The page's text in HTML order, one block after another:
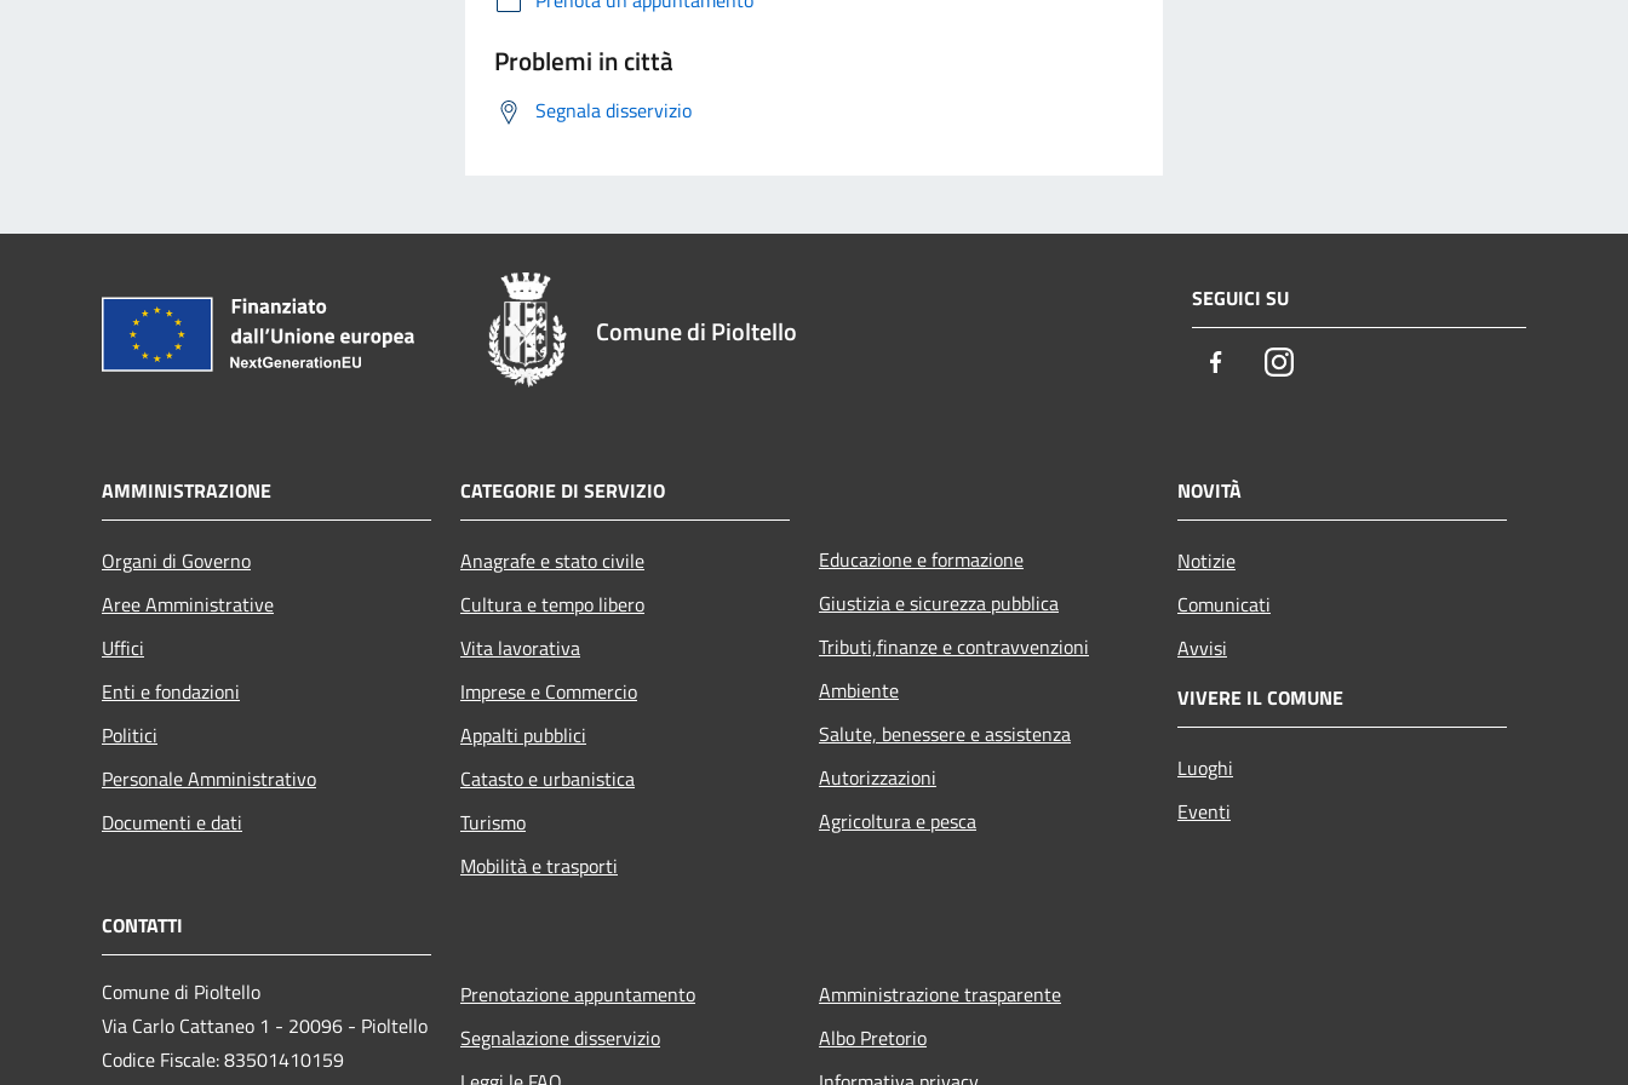
Problemi in città
Segnala disservizio
Comune di Pioltello
SEGUICI SU
FacebookInstagram
AMMINISTRAZIONE
Organi di Governo
Aree Amministrative
Uffici
Enti e fondazioni
Politici
Personale Amministrativo
Documenti e dati
CATEGORIE DI SERVIZIO
Anagrafe e stato civile
Cultura e tempo libero
Vita lavorativa
Imprese e Commercio
Appalti pubblici
Catasto e urbanistica
Turismo
Mobilità e trasporti
Educazione e formazione
Giustizia e sicurezza pubblica
Tributi,finanze e contravvenzioni
Ambiente
Salute, benessere e assistenza
Autorizzazioni
Agricoltura e pesca
NOVITÀ
Notizie
Comunicati
Avvisi
VIVERE IL COMUNE
Luoghi
Eventi
CONTATTI
Comune di Pioltello
Via Carlo Cattaneo 1 - 20096 - Pioltello
Codice Fiscale: 83501410159
Prenotazione appuntamento
Segnalazione disservizio
Amministrazione trasparente
Albo Pretorio